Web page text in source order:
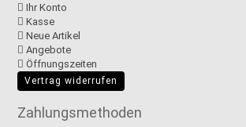
Ihr Konto
Kasse
Neue Artikel
Angebote
Öffnungszeiten
Vertrag widerrufen
Zahlungsmethoden